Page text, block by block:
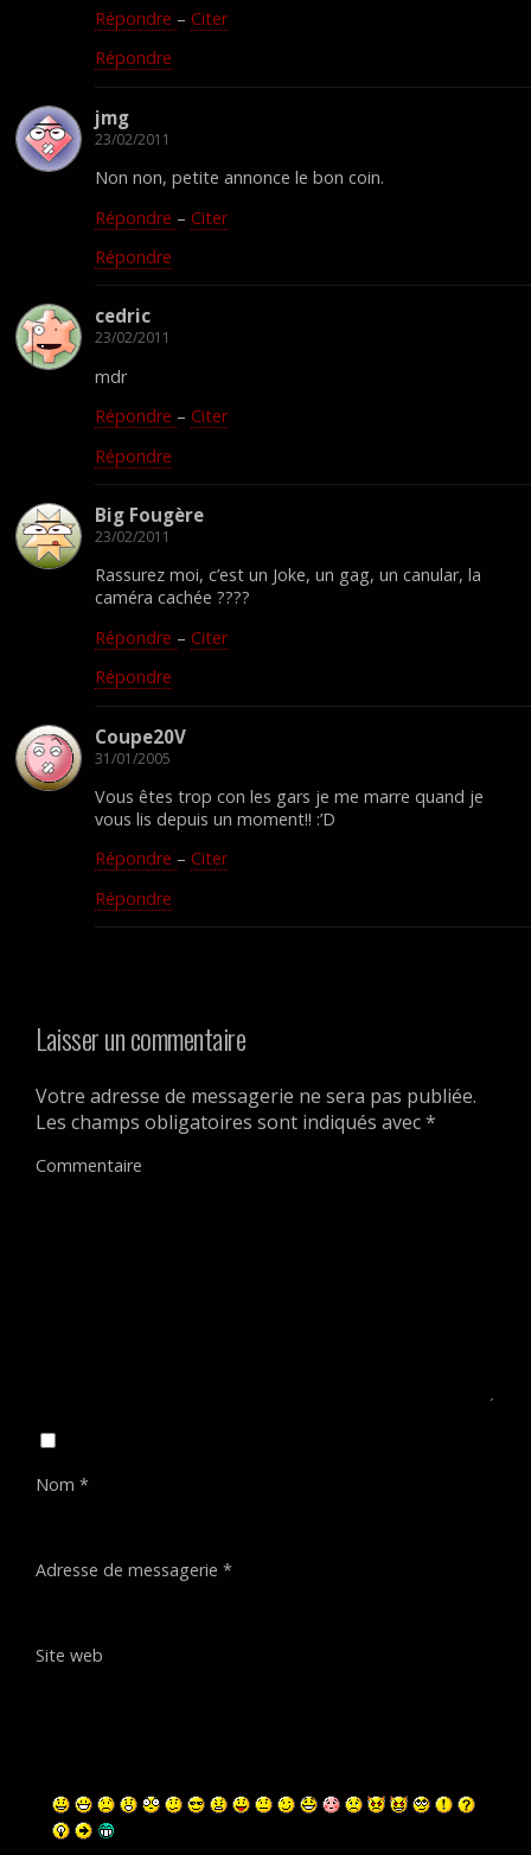
Répondre – Citer
Répondre
jmg
23/02/2011
Non non, petite annonce le bon coin.
Répondre – Citer
Répondre
cedric
23/02/2011
mdr
Répondre – Citer
Répondre
Big Fougère
23/02/2011
Rassurez moi, c’est un Joke, un gag, un canular, la
caméra cachée ????
Répondre – Citer
Répondre
Coupe20V
31/01/2005
Vous êtes trop con les gars je me marre quand je
vous lis depuis un moment!! :’D
Répondre – Citer
Répondre
Laisser un commentaire
Votre adresse de messagerie ne sera pas publiée.
Les champs obligatoires sont indiqués avec*
Commentaire
Nom *
Adresse de messagerie *
Site web